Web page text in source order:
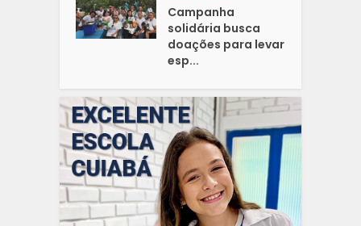
Campanha
solidária busca
doações para levar
esp...